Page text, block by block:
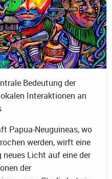
Bedeutung der
Interaktionen an
Papua-Neuguineas, wo
werden, wirft eine
neues Licht auf eine der
der